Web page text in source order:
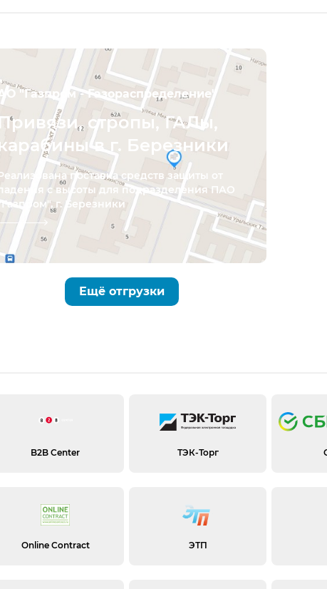
"Газпром - Газораспределение"
стропы, ГАЛы,
в г. Березники
поставка средств защиты от
с высоты для подразделения ПАО
г. Березники
АО
в
Ещё отгрузки
B2B Center ТЭК-Торг
Online Contract ЭТП